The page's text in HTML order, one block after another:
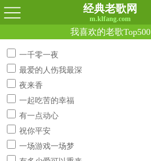
经典老歌网
m.klfang.com
我喜欢的老歌Top500
一千零一夜
最爱的人伤我最深
夜来香
一起吃苦的幸福
有一点动心
祝你平安
一场游戏一场梦